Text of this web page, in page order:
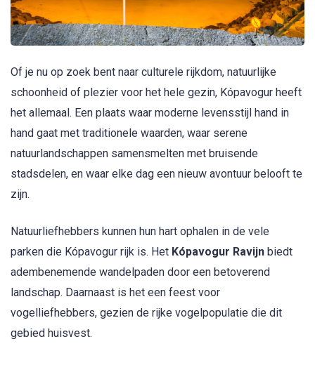
Of je nu op zoek bent naar culturele rijkdom, natuurlijke
schoonheid of plezier voor het hele gezin, Kópavogur heeft
het allemaal. Een plaats waar moderne levensstijl hand in
hand gaat met traditionele waarden, waar serene
natuurlandschappen samensmelten met bruisende
stadsdelen, en waar elke dag een nieuw avontuur belooft te
zijn.
Natuurliefhebbers kunnen hun hart ophalen in de vele
parken die Kópavogur rijk is. Het Kópavogur Ravijn biedt
adembenemende wandelpaden door een betoverend
landschap. Daarnaast is het een feest voor
vogelliefhebbers, gezien de rijke vogelpopulatie die dit
gebied huisvest.